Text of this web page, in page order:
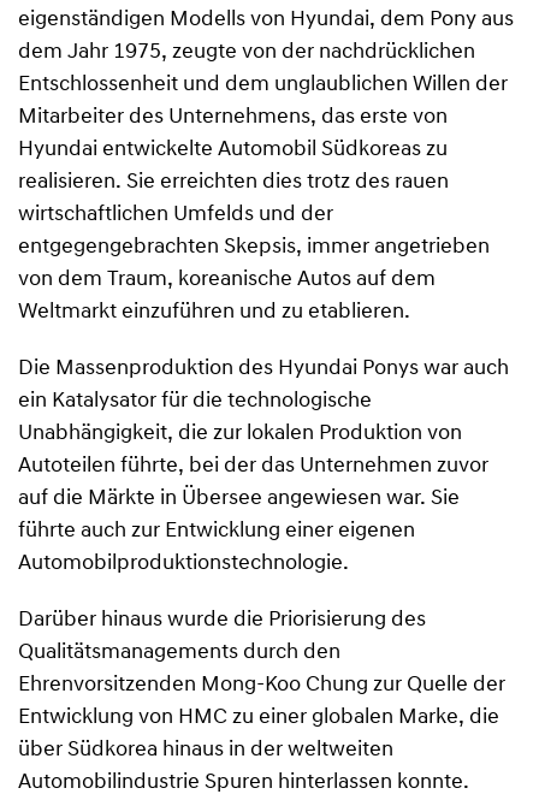
eigenständigen Modells von Hyundai, dem Pony aus
dem Jahr 1975, zeugte von der nachdrücklichen
Entschlossenheit und dem unglaublichen Willen der
Mitarbeiter des Unternehmens, das erste von
Hyundai entwickelte Automobil Südkoreas zu
realisieren. Sie erreichten dies trotz des rauen
wirtschaftlichen Umfelds und der
entgegengebrachten Skepsis, immer angetrieben
von dem Traum, koreanische Autos auf dem
Weltmarkt einzuführen und zu etablieren.
Die Massenproduktion des Hyundai Ponys war auch
ein Katalysator für die technologische
Unabhängigkeit, die zur lokalen Produktion von
Autoteilen führte, bei der das Unternehmen zuvor
auf die Märkte in Übersee angewiesen war. Sie
führte auch zur Entwicklung einer eigenen
Automobilproduktionstechnologie.
Darüber hinaus wurde die Priorisierung des
Qualitätsmanagements durch den
Ehrenvorsitzenden Mong-Koo Chung zur Quelle der
Entwicklung von HMC zu einer globalen Marke, die
über Südkorea hinaus in der weltweiten
Automobilindustrie Spuren hinterlassen konnte.